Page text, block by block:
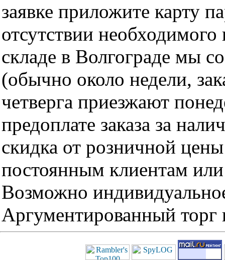
заявке приложите карту
отсутствии
складе в Волгограде мы
(обычно около недели,
четверга приезжают
предоплате заказа за
скидка от розничной
постоянным клиентам
Возможно
Аргументированный торг